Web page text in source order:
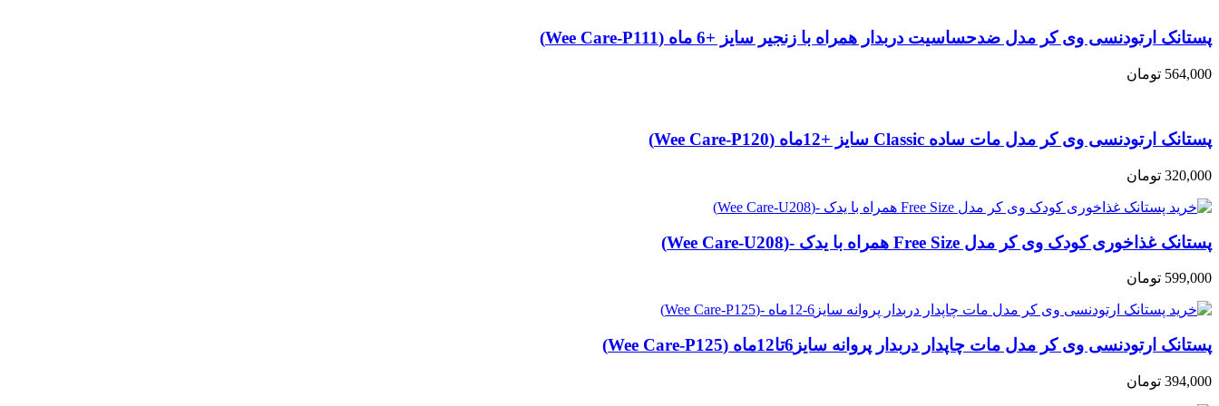
پستانک ارتودنسی وی کر مدل ضدحساسیت دربدار همراه با زنجیر سایز +6 ماه (Wee Care-P111)
564,000 تومان
پستانک ارتودنسی وی کر مدل مات ساده Classic سایز +12ماه (Wee Care-P120)
320,000 تومان
پستانک غذاخوری کودک وی کر مدل Free Size همراه با یدک -(Wee Care-U208)
599,000 تومان
پستانک ارتودنسی وی کر مدل مات چاپدار دربدار پروانه سایز6تا12ماه (Wee Care-P125)
394,000 تومان